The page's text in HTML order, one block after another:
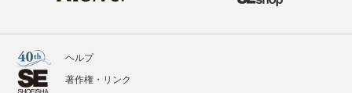
ヘルプ
著作権・リンク